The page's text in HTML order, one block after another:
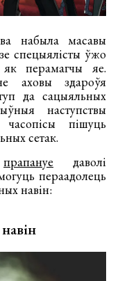
набыла масавы
спецыялісты ўжо
перамагчы яе.
аховы здароўя
да сацыяльных
наступствы
пішуць
сетак.
прапануе даволі
пераадолець
навін: